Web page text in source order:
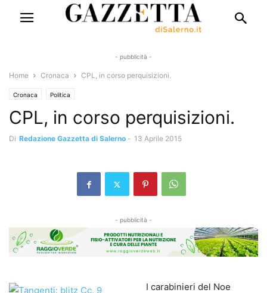
- pubblicità -
Home Cronaca CPL, in corso perquisizioni.
Cronaca Politica
CPL, in corso perquisizioni.
Di Redazione Gazzetta di Salerno - 13 Aprile 2015
- pubblicità -
I carabinieri del Noe